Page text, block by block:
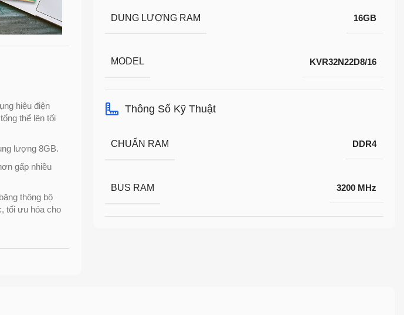
hiệu điện
thể lên tối
lượng 8GB.
gấp nhiều
thông bộ
tối ưu hóa cho
DUNG LƯỢNG RAM 16GB
MODEL KVR32N22D8/16
Thông Số Kỹ Thuật
CHUẨN RAM DDR4
BUS RAM 3200 MHz